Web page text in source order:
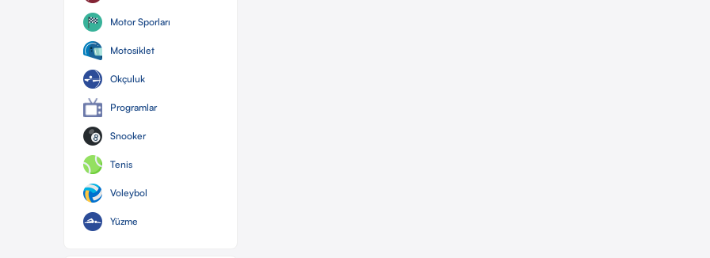
Motor Sporları
Motosiklet
Okçuluk
Programlar
Snooker
Tenis
Voleybol
Yüzme